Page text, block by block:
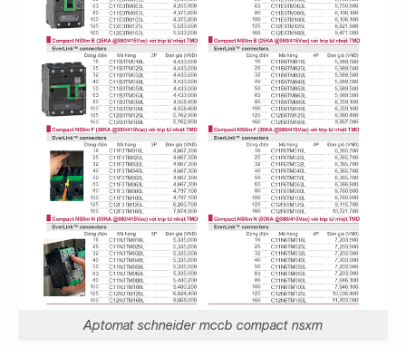
Aptomat schneider mccb compact nsxm